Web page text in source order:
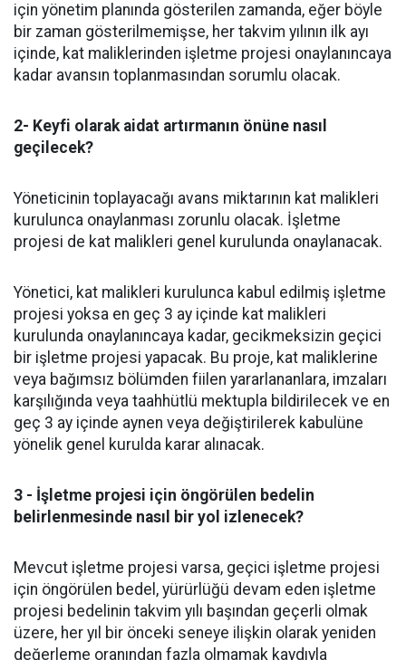
için yönetim planında gösterilen zamanda, eğer böyle
bir zaman gösterilmemişse, her takvim yılının ilk ayı
içinde, kat maliklerinden işletme projesi onaylanıncaya
kadar avansın toplanmasından sorumlu olacak.
2- Keyfi olarak aidat artırmanın önüne nasıl
geçilecek?
Yöneticinin toplayacağı avans miktarının kat malikleri
kurulunca onaylanması zorunlu olacak. İşletme
projesi de kat malikleri genel kurulunda onaylanacak.
Yönetici, kat malikleri kurulunca kabul edilmiş işletme
projesi yoksa en geç 3 ay içinde kat malikleri
kurulunda onaylanıncaya kadar, gecikmeksizin geçici
bir işletme projesi yapacak. Bu proje, kat maliklerine
veya bağımsız bölümden fiilen yararlananlara, imzaları
karşılığında veya taahhütlü mektupla bildirilecek ve en
geç 3 ay içinde aynen veya değiştirilerek kabulüne
yönelik genel kurulda karar alınacak.
3 - İşletme projesi için öngörülen bedelin
belirlenmesinde nasıl bir yol izlenecek?
Mevcut işletme projesi varsa, geçici işletme projesi
için öngörülen bedel, yürürlüğü devam eden işletme
projesi bedelinin takvim yılı başından geçerli olmak
üzere, her yıl bir önceki seneye ilişkin olarak yeniden
değerleme oranından fazla olmamak kaydıyla